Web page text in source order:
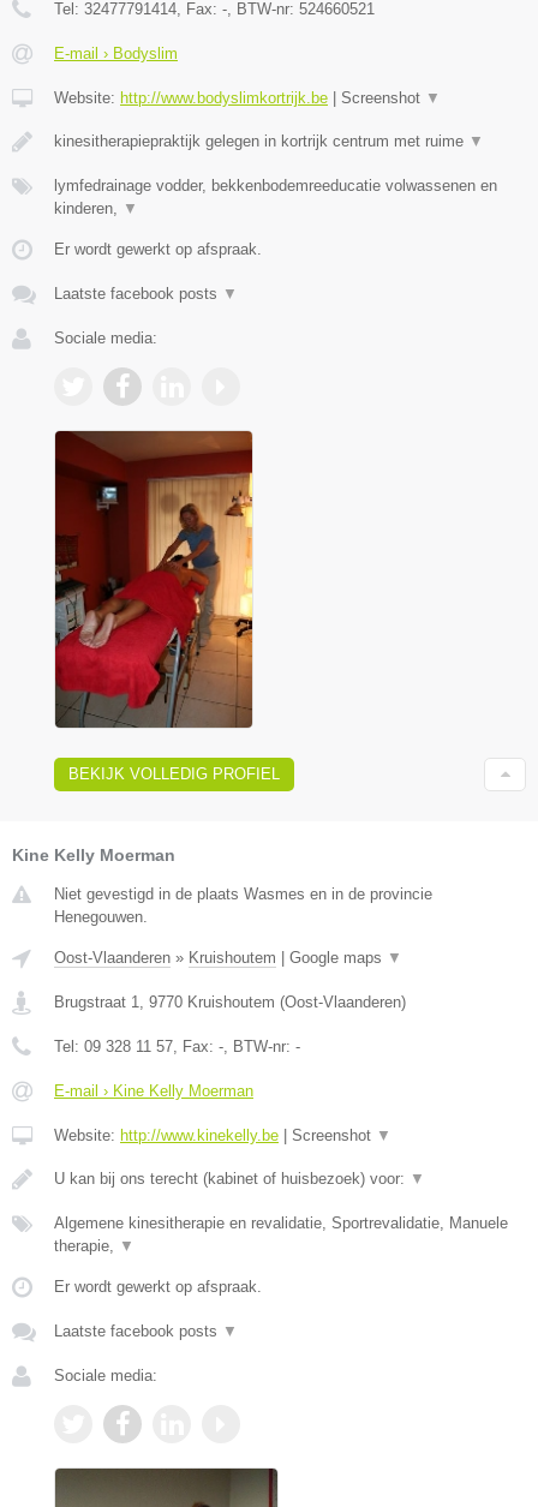
Tel: 32477791414, Fax: -, BTW-nr: 524660521
E-mail › Bodyslim
Website: http://www.bodyslimkortrijk.be Screenshot ▼
kinesitherapiepraktijk gelegen in kortrijk centrum met ruime ▼
lymfedrainage vodder, bekkenbodemreeducatie volwassenen en
kinderen, ▼
Er wordt gewerkt op afspraak.
Laatste facebook posts ▼
Sociale media:
BEKIJK VOLLEDIG PROFIEL
Kine Kelly Moerman
Niet gevestigd in de plaats Wasmes en in de provincie
Henegouwen.
Oost-Vlaanderen » Kruishoutem Google maps ▼
Brugstraat 1, 9770 Kruishoutem (Oost-Vlaanderen)
Tel: 09 328 11 57, Fax: -, BTW-nr: -
E-mail › Kine Kelly Moerman
Website: http://www.kinekelly.be Screenshot ▼
U kan bij ons terecht (kabinet of huisbezoek) voor: ▼
Algemene kinesitherapie en revalidatie, Sportrevalidatie, Manuele
therapie, ▼
Er wordt gewerkt op afspraak.
Laatste facebook posts ▼
Sociale media: